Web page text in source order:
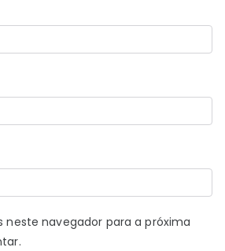
neste navegador para a próxima